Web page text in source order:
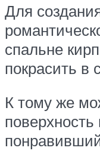
Для
спальне
покрасить в
К тому же